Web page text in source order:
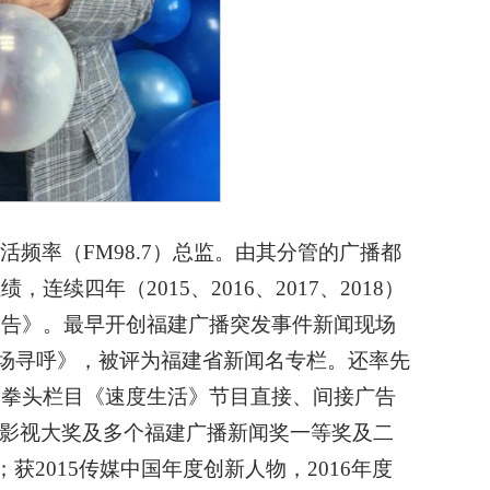
频率（FM98.7）总监。由其分管的广播都
连续四年（2015、2016、2017、2018）
》。最早开创福建广播突发事件新闻现场
寻呼》，被评为福建省新闻名专栏。还率先
头栏目《速度生活》节目直接、间接广告
视大奖及多个福建广播新闻奖一等奖及二
2015传媒中国年度创新人物，2016年度